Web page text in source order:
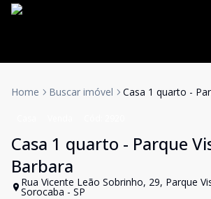
Home Buscar imóvel Casa 1 quarto -
Casa 1 quarto - Parque
Barbara
Rua Vicente Leão Sobrinho, 29, Parque
Sorocaba - SP